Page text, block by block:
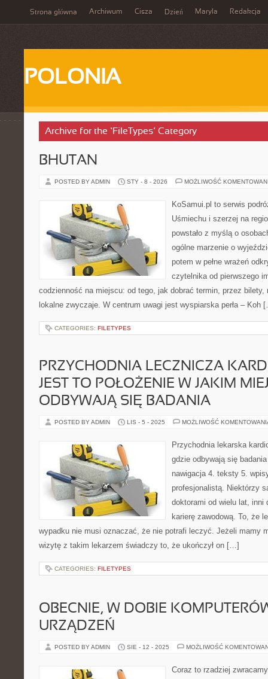
Strona główna Archiwum Cisza Dzień Maryla Redakcja
POLONIA
Archive for the ‘FileTypes’ Category
BHUTAN
POSTED BY ADMIN STY - 8 - 2026 MOŻLIWOŚĆ
KoSamui.pl to serwis
Uśmiechu i szerzej na
powstało z myślą o
ogólne marzenie o
potem w pełne wrażeń
czytelnika od pierwszego
codzienność na miejscu: od tego, jak dobrać termin, przez
lokalne zwyczaje. W centrum uwagi jest wyspiarska perła – Koh
CATEGORIES: FILETYPES
PRZYCHODNIA LECZNICZA
JEST TO POŁOŻENIE W JAKIM
ODBYWAJĄ SIĘ BADANIA
POSTED BY ADMIN LIS - 5 - 2025 MOŻLIWOŚĆ
Przychodnia lekarska
gdzie odbywają się
nawigacja 4. teksty 5.
profesjonalistą. Niektórzy
doktorami od wielu lat, inni
karierę zawodową. To, że
wypadku nie musi oznaczać, że nie potrafi leczyć. Jeżeli mamy
wizytę z takim lekarzem świadczy to, że ukończył on […]
CATEGORIES: FILETYPES
OBECNIE, W DOBIE
URZĄDZEŃ
POSTED BY ADMIN SIE - 12 - 2025 MOŻLIWOŚĆ
Coraz to rzadziej